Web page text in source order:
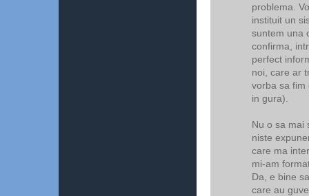
problema.
instituit un
suntem una
confirma,
perfect
noi, care ar
vorba sa fim
in gura).
Nu o sa mai
niste
care ma
mi-am
Da, e bine
care au